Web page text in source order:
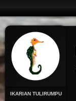
IKARIAN TULIRUMPU